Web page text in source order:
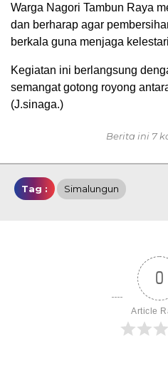
Warga Nagori Tambun Raya
dan berharap agar
berkala guna menjaga
Kegiatan ini berlangsung
semangat gotong royong
(J.sinaga.)
Berita ini 7
Tag : Simalungun
0
Article